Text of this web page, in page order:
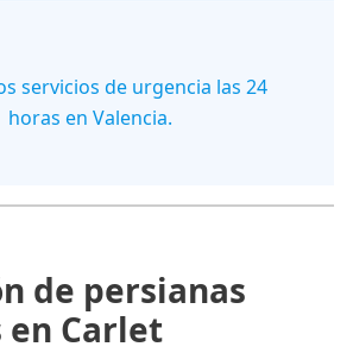
servicios de urgencia las 24
horas en Valencia.
de persianas
Carlet